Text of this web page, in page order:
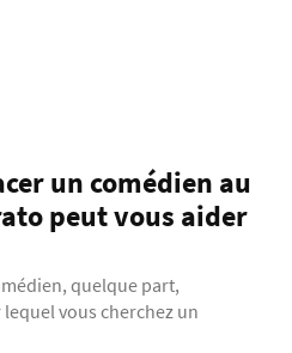
un comédien au
peut vous aider
quelque part,
vous cherchez un